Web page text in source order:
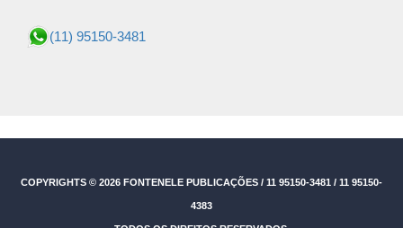
(11) 95150-3481
COPYRIGHTS © 2026 FONTENELE PUBLICAÇÕES / 11 95150-3481 / 11 95150-
4383